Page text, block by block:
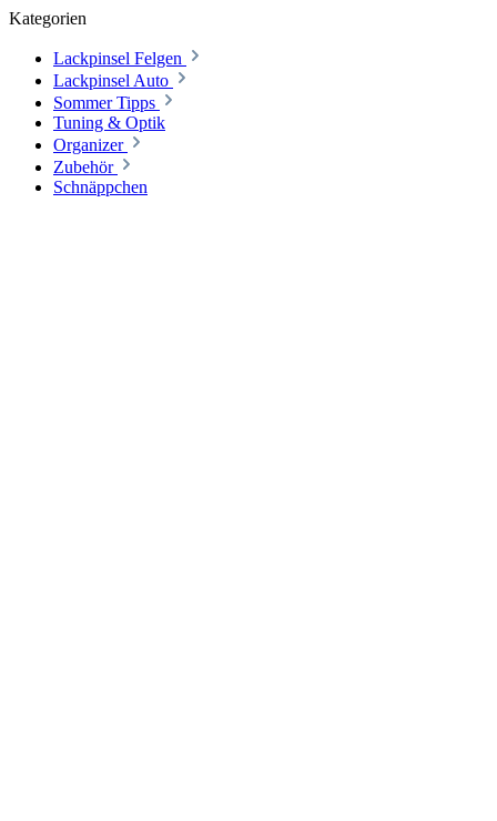
Kategorien
Lackpinsel Felgen
Lackpinsel Auto
Sommer Tipps
Tuning & Optik
Organizer
Zubehör
Schnäppchen